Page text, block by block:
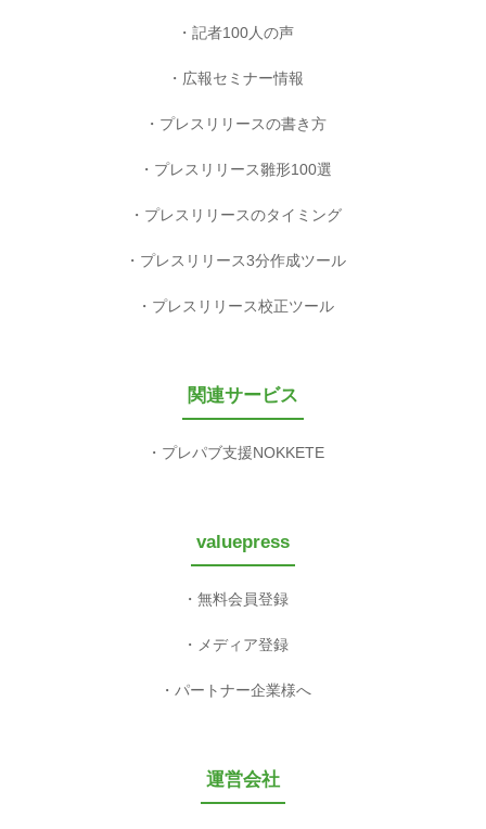
記者100人の声
広報セミナー情報
プレスリリースの書き方
プレスリリース雛形100選
プレスリリースのタイミング
プレスリリース3分作成ツール
プレスリリース校正ツール
関連サービス
プレパブ支援NOKKETE
valuepress
無料会員登録
メディア登録
パートナー企業様へ
運営会社